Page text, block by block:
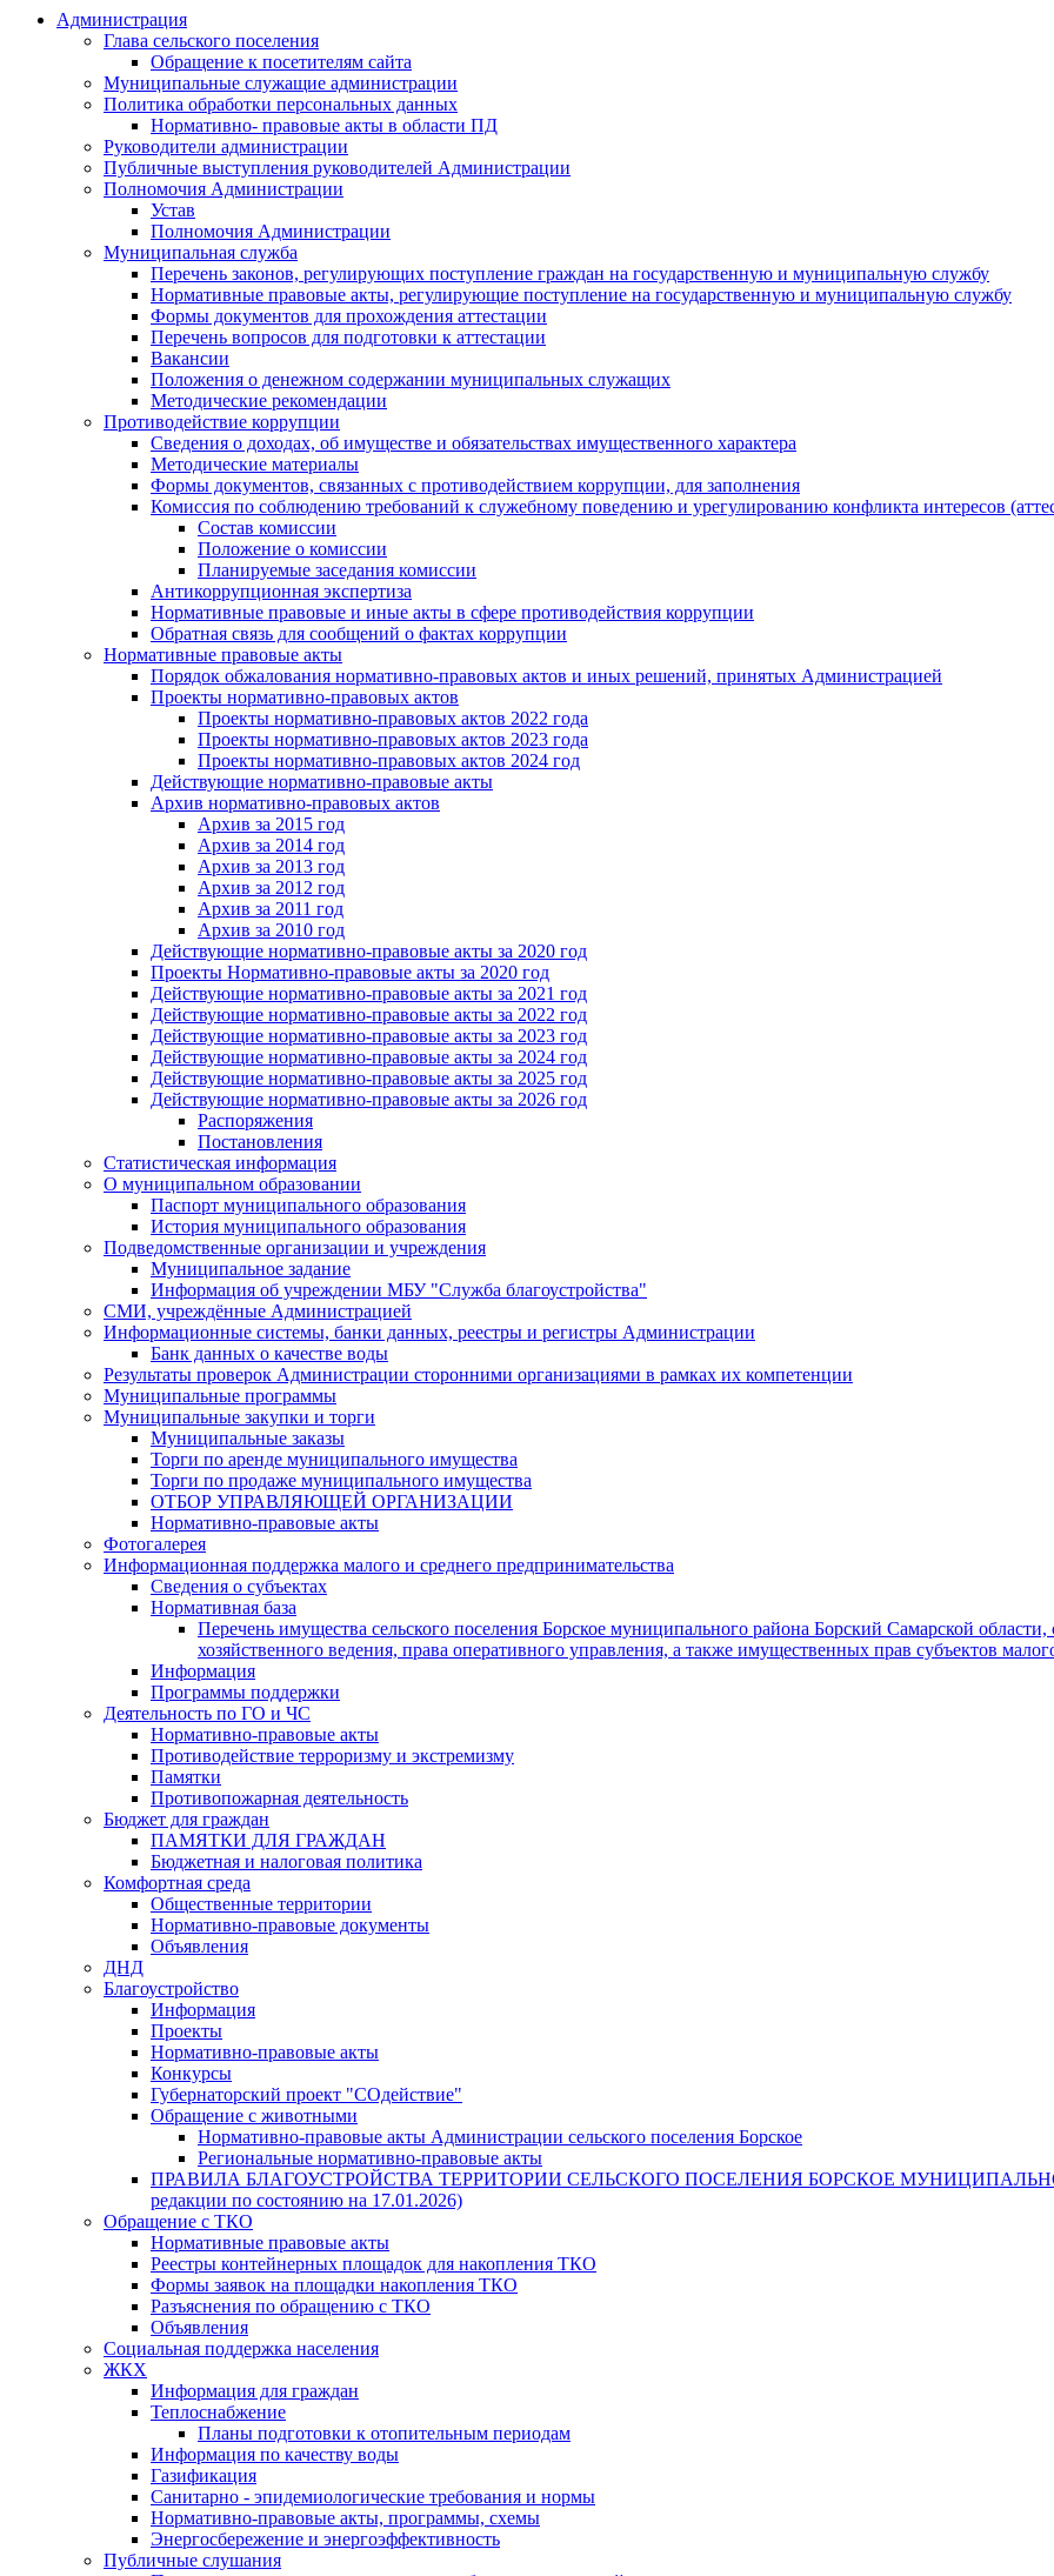
Администрация
Глава сельского поселения
Обращение к посетителям сайта
Муниципальные служащие администрации
Политика обработки персональных данных
Нормативно- правовые акты в области ПД
Руководители администрации
Публичные выступления руководителей Администрации
Полномочия Администрации
Устав
Полномочия Администрации
Муниципальная служба
Перечень законов, регулирующих поступление граждан на государственную и муниципальную службу
Нормативные правовые акты, регулирующие поступление на государственную и муниципальную службу
Формы документов для прохождения аттестации
Перечень вопросов для подготовки к аттестации
Вакансии
Положения о денежном содержании муниципальных служащих
Методические рекомендации
Противодействие коррупции
Сведения о доходах, об имуществе и обязательствах имущественного характера
Методические материалы
Формы документов, связанных с противодействием коррупции, для заполнения
Комиссия по соблюдению требований к служебному поведению и урегулированию конфликта интересов
Состав комиссии
Положение о комиссии
Планируемые заседания комиссии
Антикоррупционная экспертиза
Нормативные правовые и иные акты в сфере противодействия коррупции
Обратная связь для сообщений о фактах коррупции
Нормативные правовые акты
Порядок обжалования нормативно-правовых актов и иных решений, принятых Администрацией
Проекты нормативно-правовых актов
Проекты нормативно-правовых актов 2022 года
Проекты нормативно-правовых актов 2023 года
Проекты нормативно-правовых актов 2024 год
Действующие нормативно-правовые акты
Архив нормативно-правовых актов
Архив за 2015 год
Архив за 2014 год
Архив за 2013 год
Архив за 2012 год
Архив за 2011 год
Архив за 2010 год
Действующие нормативно-правовые акты за 2020 год
Проекты Нормативно-правовые акты за 2020 год
Действующие нормативно-правовые акты за 2021 год
Действующие нормативно-правовые акты за 2022 год
Действующие нормативно-правовые акты за 2023 год
Действующие нормативно-правовые акты за 2024 год
Действующие нормативно-правовые акты за 2025 год
Действующие нормативно-правовые акты за 2026 год
Распоряжения
Постановления
Статистическая информация
О муниципальном образовании
Паспорт муниципального образования
История муниципального образования
Подведомственные организации и учреждения
Муниципальное задание
Информация об учреждении МБУ "Служба благоустройства"
СМИ, учреждённые Администрацией
Информационные системы, банки данных, реестры и регистры Администрации
Банк данных о качестве воды
Результаты проверок Администрации сторонними организациями в рамках их компетенции
Муниципальные программы
Муниципальные закупки и торги
Муниципальные заказы
Торги по аренде муниципального имущества
Торги по продаже муниципального имущества
ОТБОР УПРАВЛЯЮЩЕЙ ОРГАНИЗАЦИИ
Нормативно-правовые акты
Фотогалерея
Информационная поддержка малого и среднего предпринимательства
Сведения о субъектах
Нормативная база
Перечень имущества сельского поселения Борское муниципального района Борский Самарской
хозяйственного ведения, права оперативного управления, а также имущественных прав субъектов
Информация
Программы поддержки
Деятельность по ГО и ЧС
Нормативно-правовые акты
Противодействие терроризму и экстремизму
Памятки
Противопожарная деятельность
Бюджет для граждан
ПАМЯТКИ ДЛЯ ГРАЖДАН
Бюджетная и налоговая политика
Комфортная среда
Общественные территории
Нормативно-правовые документы
Объявления
ДНД
Благоустройство
Информация
Проекты
Нормативно-правовые акты
Конкурсы
Губернаторский проект "СОдействие"
Обращение с животными
Нормативно-правовые акты Администрации сельского поселения Борское
Региональные нормативно-правовые акты
ПРАВИЛА БЛАГОУСТРОЙСТВА ТЕРРИТОРИИ СЕЛЬСКОГО ПОСЕЛЕНИЯ БОРСКОЕ
редакции по состоянию на 17.01.2026)
Обращение с ТКО
Нормативные правовые акты
Реестры контейнерных площадок для накопления ТКО
Формы заявок на площадки накопления ТКО
Разъяснения по обращению с ТКО
Объявления
Социальная поддержка населения
ЖКХ
Информация для граждан
Теплоснабжение
Планы подготовки к отопительным периодам
Информация по качеству воды
Газификация
Санитарно - эпидемиологические требования и нормы
Нормативно-правовые акты, программы, схемы
Энергосбережение и энергоэффективность
Публичные слушания